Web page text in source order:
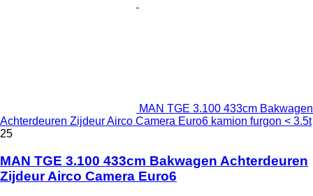
MAN TGE 3.100 433cm Bakwagen
Achterdeuren Zijdeur Airco Camera Euro6 kamion furgon < 3.5t
25
MAN TGE 3.100 433cm Bakwagen Achterdeuren
Zijdeur Airco Camera Euro6